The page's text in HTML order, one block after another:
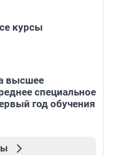
курсы
высшее
специальное
год обучения